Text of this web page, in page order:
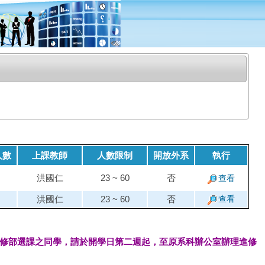
數 上課教師 人數限制 開放外系 執行
洪國仁 23 ~ 60 否 查看
洪國仁 23 ~ 60 否 查看
部選課之同學，請於開學日第二週起，至原系科辦公室辦理進修